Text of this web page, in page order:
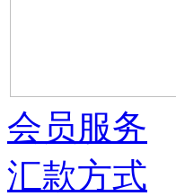
会员服务
汇款方式